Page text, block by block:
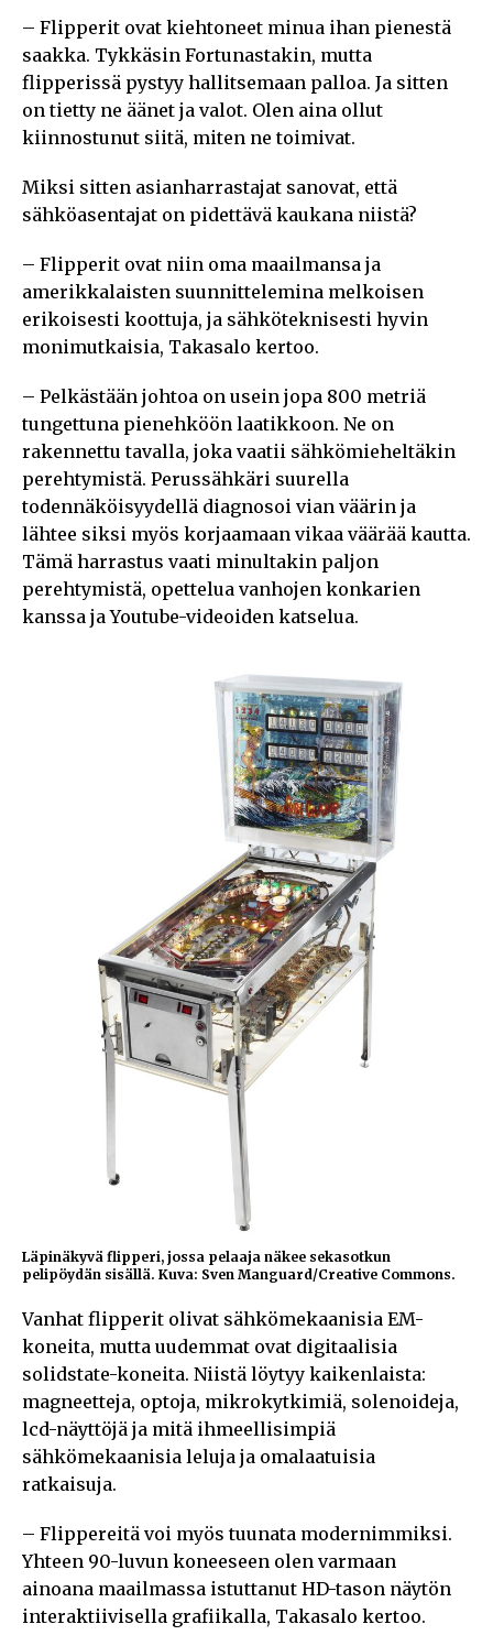
– Flipperit ovat kiehtoneet minua ihan pienestä
saakka. Tykkäsin Fortunastakin, mutta
flipperissä pystyy hallitsemaan palloa. Ja sitten
on tietty ne äänet ja valot. Olen aina ollut
kiinnostunut siitä, miten ne toimivat.
Miksi sitten asianharrastajat sanovat, että
sähköasentajat on pidettävä kaukana niistä?
– Flipperit ovat niin oma maailmansa ja
amerikkalaisten suunnittelemina melkoisen
erikoisesti koottuja, ja sähköteknisesti hyvin
monimutkaisia, Takasalo kertoo.
– Pelkästään johtoa on usein jopa 800 metriä
tungettuna pienehköön laatikkoon. Ne on
rakennettu tavalla, joka vaatii sähkömieheltäkin
perehtymistä. Perussähkäri suurella
todennäköisyydellä diagnosoi vian väärin ja
lähtee siksi myös korjaamaan vikaa väärää kautta.
Tämä harrastus vaati minultakin paljon
perehtymistä, opettelua vanhojen konkarien
kanssa ja Youtube-videoiden katselua.
Läpinäkyvä flipperi, jossa pelaaja näkee sekasotkun
pelipöydän sisällä. Kuva: Sven Manguard/Creative Commons.
Vanhat flipperit olivat sähkömekaanisia EM-
koneita, mutta uudemmat ovat digitaalisia
solidstate-koneita. Niistä löytyy kaikenlaista:
magneetteja, optoja, mikrokytkimiä, solenoideja,
lcd-näyttöjä ja mitä ihmeellisimpiä
sähkömekaanisia leluja ja omalaatuisia
ratkaisuja.
– Flippereitä voi myös tuunata modernimmiksi.
Yhteen 90-luvun koneeseen olen varmaan
ainoana maailmassa istuttanut HD-tason näytön
interaktiivisella grafiikalla, Takasalo kertoo.